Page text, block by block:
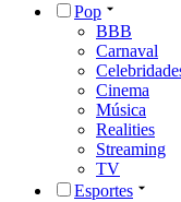
Pop
BBB
Carnaval
Cinema
Música
Realities
Streaming
TV
Esportes